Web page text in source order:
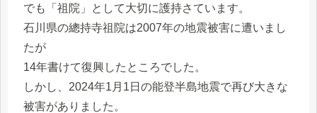
でも「祖院」として大切に護持さています。
石川県の總持寺祖院は2007年の地震被害に遭いまし
たが
14年書けて復興したところでした。
しかし、2024年1月1日の能登半島地震で再び大きな
被害がありました。